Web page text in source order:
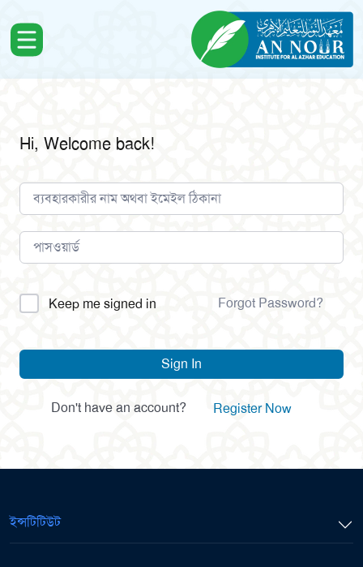
Hi, Welcome back!
Alternative:
Keep me signed in Forgot Password?
Sign In
Don't have an account? Register Now
ইন্সটিটিউট